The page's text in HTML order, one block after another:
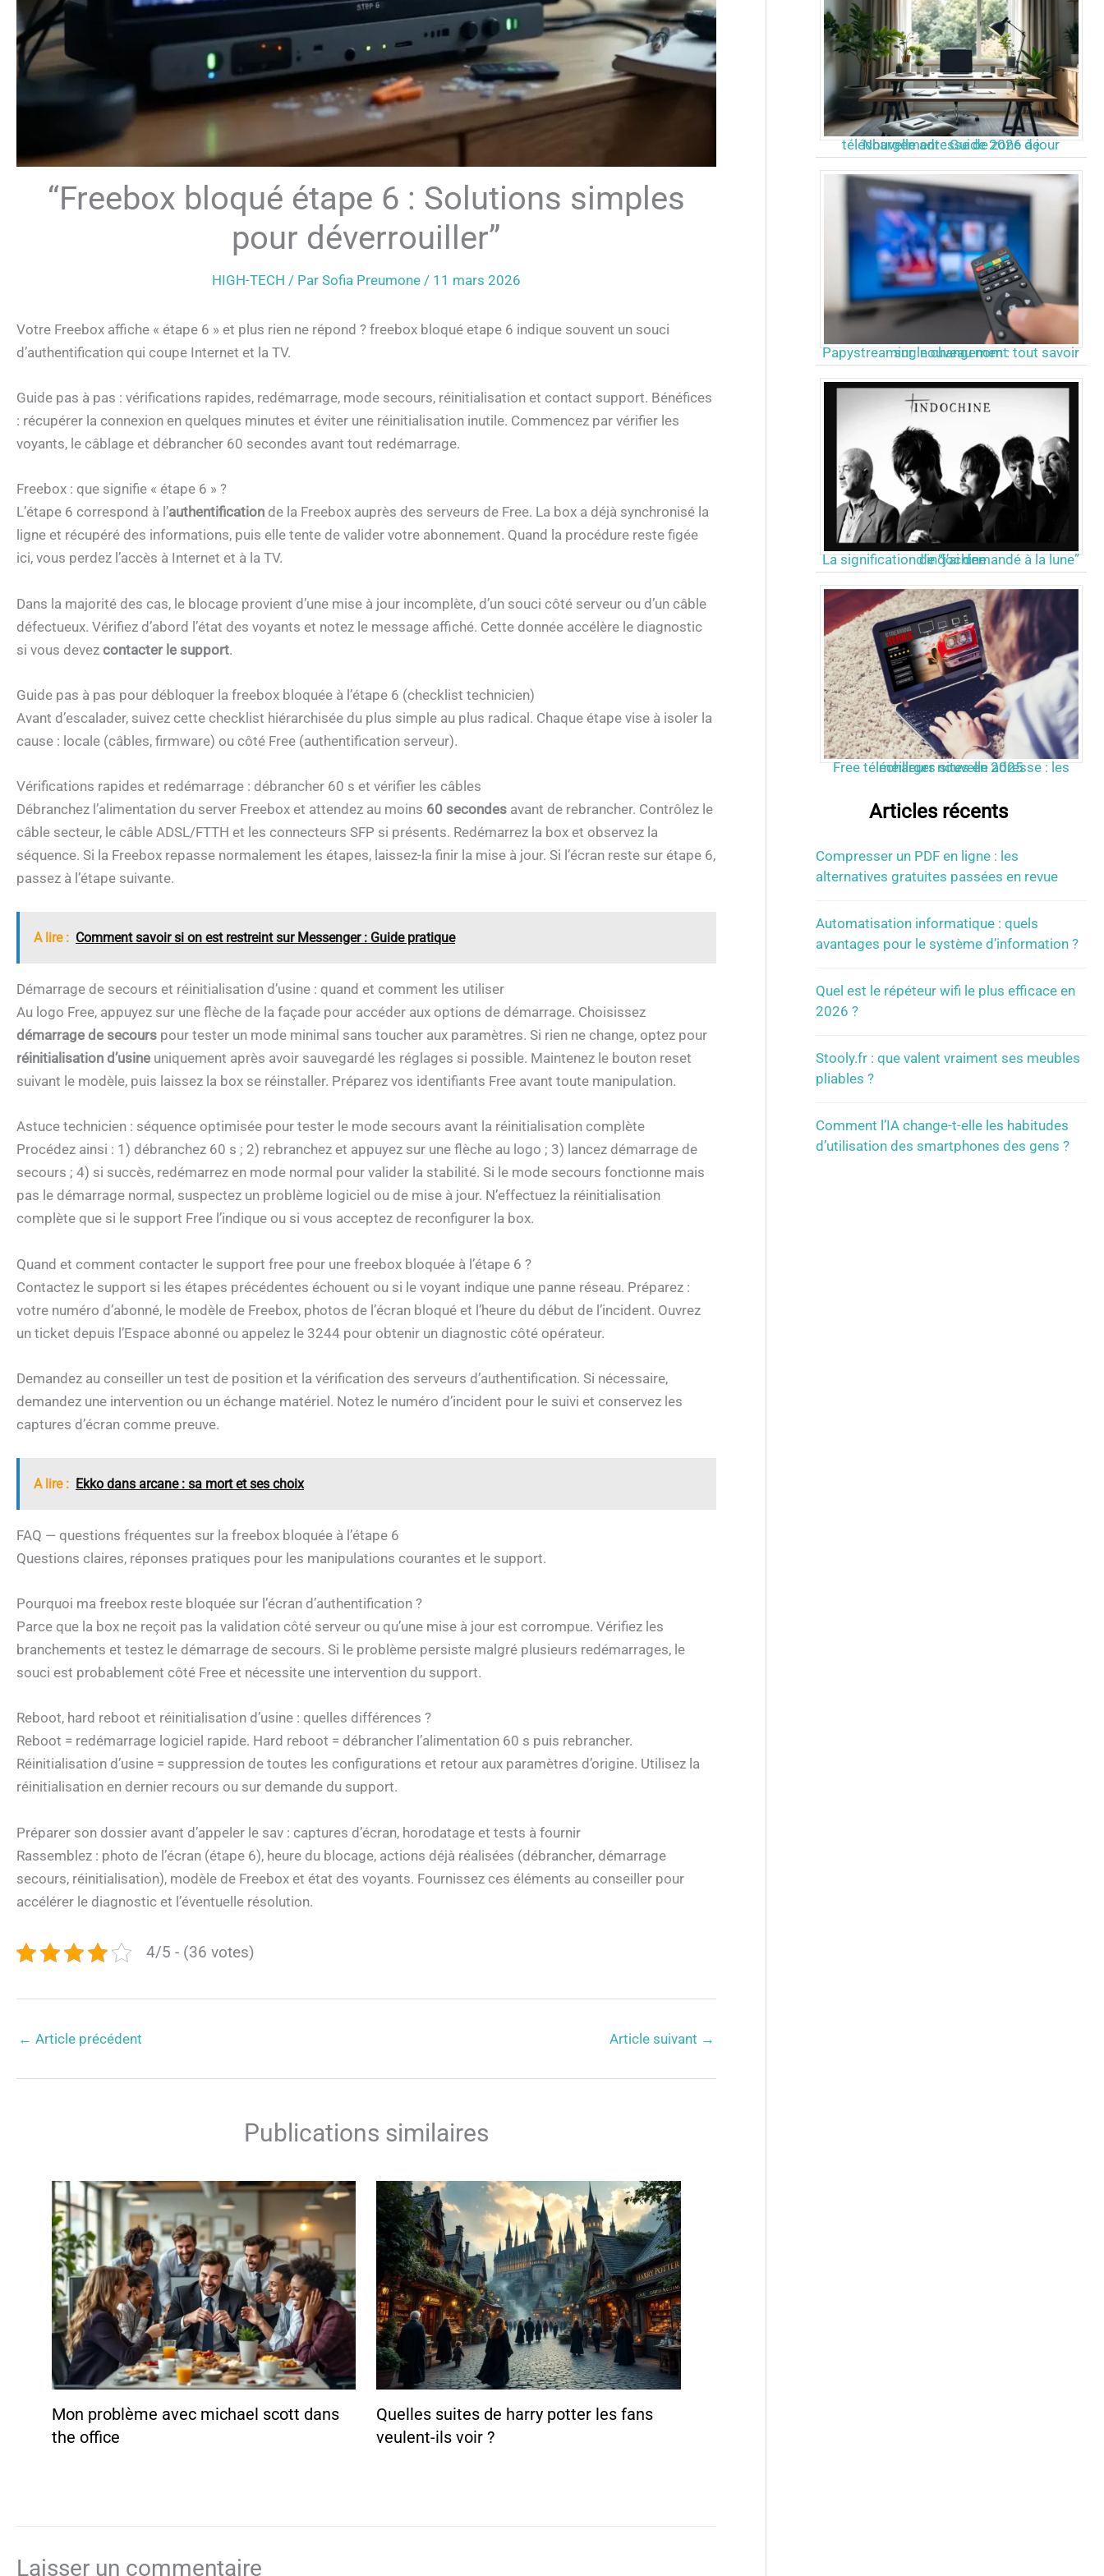
“Freebox bloqué étape 6 : Solutions simples
pour déverrouiller”
HIGH-TECH / Par Sofia Preumone / 11 mars 2026
Votre Freebox affiche « étape 6 » et plus rien ne répond ? freebox bloqué etape 6 indique souvent un souci
d’authentification qui coupe Internet et la TV.
Guide pas à pas : vérifications rapides, redémarrage, mode secours, réinitialisation et contact support. Bénéfices
: récupérer la connexion en quelques minutes et éviter une réinitialisation inutile. Commencez par vérifier les
voyants, le câblage et débrancher 60 secondes avant tout redémarrage.
Freebox : que signifie « étape 6 » ?
L’étape 6 correspond à l’authentification de la Freebox auprès des serveurs de Free. La box a déjà synchronisé la
ligne et récupéré des informations, puis elle tente de valider votre abonnement. Quand la procédure reste figée
ici, vous perdez l’accès à Internet et à la TV.
Dans la majorité des cas, le blocage provient d’une mise à jour incomplète, d’un souci côté serveur ou d’un câble
défectueux. Vérifiez d’abord l’état des voyants et notez le message affiché. Cette donnée accélère le diagnostic
si vous devez contacter le support.
Guide pas à pas pour débloquer la freebox bloquée à l’étape 6 (checklist technicien)
Avant d’escalader, suivez cette checklist hiérarchisée du plus simple au plus radical. Chaque étape vise à isoler la
cause : locale (câbles, firmware) ou côté Free (authentification serveur).
Vérifications rapides et redémarrage : débrancher 60 s et vérifier les câbles
Débranchez l’alimentation du server Freebox et attendez au moins 60 secondes avant de rebrancher. Contrôlez le
câble secteur, le câble ADSL/FTTH et les connecteurs SFP si présents. Redémarrez la box et observez la
séquence. Si la Freebox repasse normalement les étapes, laissez-la finir la mise à jour. Si l’écran reste sur étape 6,
passez à l’étape suivante.
A lire : Comment savoir si on est restreint sur Messenger : Guide pratique
Démarrage de secours et réinitialisation d’usine : quand et comment les utiliser
Au logo Free, appuyez sur une flèche de la façade pour accéder aux options de démarrage. Choisissez
démarrage de secours pour tester un mode minimal sans toucher aux paramètres. Si rien ne change, optez pour
réinitialisation d’usine uniquement après avoir sauvegardé les réglages si possible. Maintenez le bouton reset
suivant le modèle, puis laissez la box se réinstaller. Préparez vos identifiants Free avant toute manipulation.
Astuce technicien : séquence optimisée pour tester le mode secours avant la réinitialisation complète
Procédez ainsi : 1) débranchez 60 s ; 2) rebranchez et appuyez sur une flèche au logo ; 3) lancez démarrage de
secours ; 4) si succès, redémarrez en mode normal pour valider la stabilité. Si le mode secours fonctionne mais
pas le démarrage normal, suspectez un problème logiciel ou de mise à jour. N’effectuez la réinitialisation
complète que si le support Free l’indique ou si vous acceptez de reconfigurer la box.
Quand et comment contacter le support free pour une freebox bloquée à l’étape 6 ?
Contactez le support si les étapes précédentes échouent ou si le voyant indique une panne réseau. Préparez :
votre numéro d’abonné, le modèle de Freebox, photos de l’écran bloqué et l’heure du début de l’incident. Ouvrez
un ticket depuis l’Espace abonné ou appelez le 3244 pour obtenir un diagnostic côté opérateur.
Demandez au conseiller un test de position et la vérification des serveurs d’authentification. Si nécessaire,
demandez une intervention ou un échange matériel. Notez le numéro d’incident pour le suivi et conservez les
captures d’écran comme preuve.
A lire : Ekko dans arcane : sa mort et ses choix
FAQ — questions fréquentes sur la freebox bloquée à l’étape 6
Questions claires, réponses pratiques pour les manipulations courantes et le support.
Pourquoi ma freebox reste bloquée sur l’écran d’authentification ?
Parce que la box ne reçoit pas la validation côté serveur ou qu’une mise à jour est corrompue. Vérifiez les
branchements et testez le démarrage de secours. Si le problème persiste malgré plusieurs redémarrages, le
souci est probablement côté Free et nécessite une intervention du support.
Reboot, hard reboot et réinitialisation d’usine : quelles différences ?
Reboot = redémarrage logiciel rapide. Hard reboot = débrancher l’alimentation 60 s puis rebrancher.
Réinitialisation d’usine = suppression de toutes les configurations et retour aux paramètres d’origine. Utilisez la
réinitialisation en dernier recours ou sur demande du support.
Préparer son dossier avant d’appeler le sav : captures d’écran, horodatage et tests à fournir
Rassemblez : photo de l’écran (étape 6), heure du blocage, actions déjà réalisées (débrancher, démarrage
secours, réinitialisation), modèle de Freebox et état des voyants. Fournissez ces éléments au conseiller pour
accélérer le diagnostic et l’éventuelle résolution.
4/5 - (36 votes)
← Article précédent Article suivant →
Publications similaires
Mon problème avec michael scott dans
the office
Quelles suites de harry potter les fans
veulent-ils voir ?
Laisser un commentaire
Nouvelle adresse de zone de téléchargement : Guide 2026 à jour
Papystreaming nouveau nom : tout savoir sur le changement
La signification de “j’ai demandé à la lune” d’indochine
Free télécharger nouvelle adresse : les meilleurs sites en 2025
Articles récents
Compresser un PDF en ligne : les
alternatives gratuites passées en revue
Automatisation informatique : quels
avantages pour le système d’information ?
Quel est le répéteur wifi le plus efficace en
2026 ?
Stooly.fr : que valent vraiment ses meubles
pliables ?
Comment l’IA change-t-elle les habitudes
d’utilisation des smartphones des gens ?